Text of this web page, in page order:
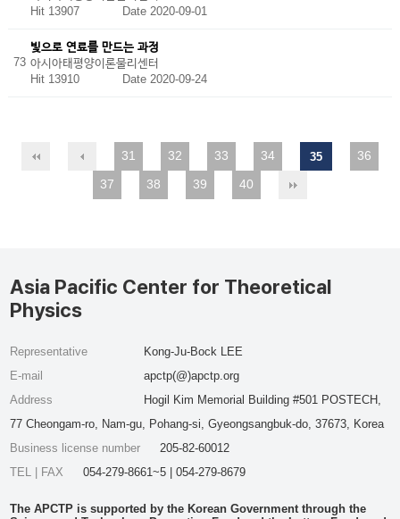
Hit 13907 Date 2020-09-01
73
빛으로 연료를 만드는 과정
아시아태평양이론물리센터
Hit 13910 Date 2020-09-24
31 32 33 34 35
36
37
38 39 40
Asia Pacific Center for Theoretical
Physics
Representative
Kong-Ju-Bock LEE
E-mail
apctp(@)apctp.org
Address
Hogil Kim Memorial Building #501 POSTECH,
77 Cheongam-ro, Nam-gu, Pohang-si, Gyeongsangbuk-do, 37673, Korea
Business license number
205-82-60012
TEL | FAX
054-279-8661~5 | 054-279-8679
The APCTP is supported by the Korean Government through the